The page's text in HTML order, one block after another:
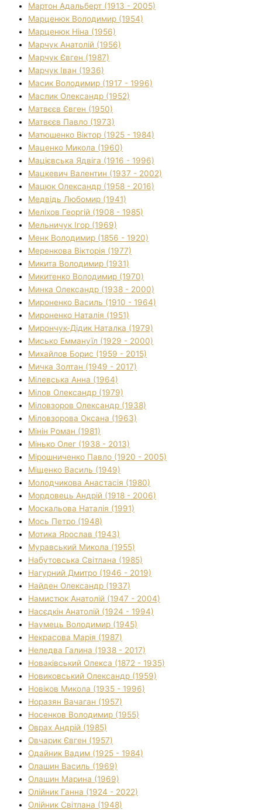
Мартон Адальберт (1913 - 2005)
Марценюк Володимир (1954)
Марценюк Ніна (1956)
Марчук Анатолій (1956)
Марчук Євген (1987)
Марчук Іван (1936)
Масик Володимир (1917 - 1996)
Маслик Олександр (1952)
Матвєєв Євген (1950)
Матвєєв Павло (1973)
Матюшенко Віктор (1925 - 1984)
Маценко Микола (1960)
Мацієвська Ядвіга (1916 - 1996)
Мацкевич Валентин (1937 - 2002)
Мацюк Олександр (1958 - 2016)
Медвідь Любомир (1941)
Меліхов Георгій (1908 - 1985)
Мельничук Ігор (1969)
Менк Володимир (1856 - 1920)
Меренкова Вікторія (1977)
Микита Володимир (1931)
Микитенко Володимир (1970)
Минка Олександр (1938 - 2000)
Мироненко Василь (1910 - 1964)
Мироненко Наталія (1951)
Мирончук-Дідик Наталка (1979)
Мисько Еммануїл (1929 - 2000)
Михайлов Борис (1959 - 2015)
Мичка Золтан (1949 - 2017)
Мілевська Анна (1964)
Мілов Олександр (1979)
Міловзоров Олександр (1938)
Міловзорова Оксана (1963)
Мінін Роман (1981)
Мінько Олег (1938 - 2013)
Мірошниченко Павло (1920 - 2005)
Міщенко Василь (1949)
Молодчикова Анастасія (1980)
Мордовець Андрій (1918 - 2006)
Москальова Наталія (1991)
Мось Петро (1948)
Мотика Ярослав (1943)
Муравський Микола (1955)
Набутовська Світлана (1985)
Нагурний Дмитро (1946 - 2019)
Найден Олександр (1937)
Намистюк Анатолій (1947 - 2004)
Насєдкін Анатолій (1924 - 1994)
Наумець Володимир (1945)
Некрасова Марія (1987)
Неледва Галина (1938 - 2017)
Новаківський Олекса (1872 - 1935)
Новиковський Олександр (1959)
Новіков Микола (1935 - 1996)
Норазян Вачаган (1957)
Носенков Володимир (1955)
Оврах Андрій (1985)
Овчарик Євген (1957)
Одайник Вадим (1925 - 1984)
Олашин Василь (1969)
Олашин Марина (1969)
Олійник Ганна (1924 - 2022)
Олійник Світлана (1948)